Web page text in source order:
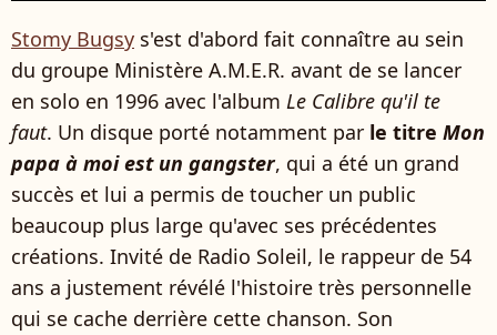
Stomy Bugsy s'est d'abord fait connaître au sein
du groupe Ministère A.M.E.R. avant de se lancer
en solo en 1996 avec l'album Le Calibre qu'il te
faut. Un disque porté notamment par le titre Mon
papa à moi est un gangster, qui a été un grand
succès et lui a permis de toucher un public
beaucoup plus large qu'avec ses précédentes
créations. Invité de Radio Soleil, le rappeur de 54
ans a justement révélé l'histoire très personnelle
qui se cache derrière cette chanson. Son